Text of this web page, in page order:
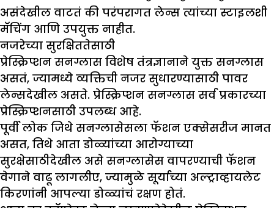
असंदेखील वाटतं की परंपरागत लेन्स त्यांच्या स्टाइलशी
मॅचिंग आणि उपयुक्त नाहीत.
नजरेच्या सुरक्षिततेसाठी
प्रेस्क्रिप्शन सनग्लास विशेष तंत्रज्ञानाने युक्त सनग्लास
असतं, ज्यामध्ये व्यक्तिची नजर सुधारण्यासाठी पावर
लेन्सदेखील असते. प्रेस्क्रिप्शन सनग्लास सर्व प्रकारच्या
प्रेस्क्रिप्शनसाठी उपलब्ध आहे.
पूर्वी लोक जिथे सनग्लासेसला फॅशन एक्सेसरीज मानत
असत, तिथे आता डोळ्यांच्या आरोग्याच्या
सुरक्षेसाठीदेखील असे सनग्लासेस वापरण्याची फॅशन
वेगाने वाढू लागलीए, ज्यामुळे सूर्याच्या अल्ट्राव्हायलेट
किरणांनी आपल्या डोळ्यांचं रक्षण होतं.